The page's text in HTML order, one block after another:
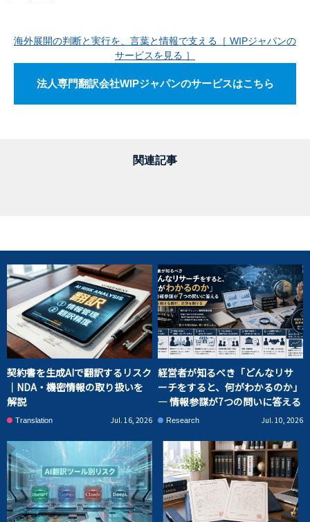
海外展開の判断と実行を、言葉と情報で支える［ WIPジャパンの
サービスを見る ］
法人専門翻訳会社WIPジャパンのサービスはこちら
関連記事
契約書を生成AIで翻訳するリスク
｜NDA・機密情報の取り扱いを
解説
Translation Jul. 16, 2026
経営者が知るべき「どんなリサ
ーチをすると、何がわかるのか」
― 情報参謀が7つの問いに答える
Research Jul. 10, 2026